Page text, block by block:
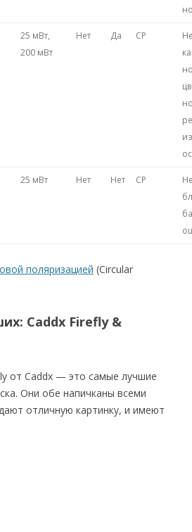
25 мВт,
200 мВт
Нет Да CP
25 мВт Нет Нет CP
поляризацией (Circular
Caddx Firefly &
от Caddx — это самые лучшие
Они обе напичканы всеми
отличную картинку, и имеют